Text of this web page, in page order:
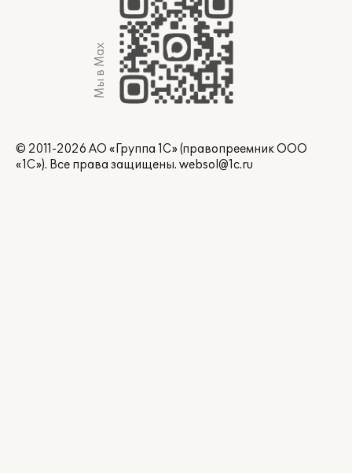
Мы в Max
© 2011-2026 АО «Группа 1С» (правопреемник ООО
«1С»). Все права защищены. websol@1c.ru